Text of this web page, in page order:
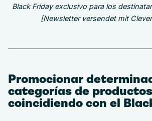
Black Friday exclusivo para los
[Newsletter versendet mit
Promocionar
categorías de productos
coincidiendo con el